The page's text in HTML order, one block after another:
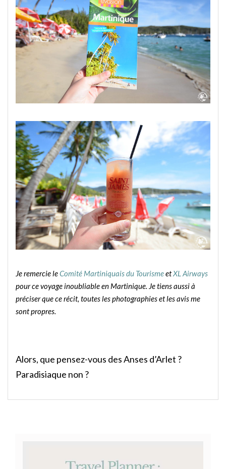
Je remercie leComité Martiniquais du TourismeetXL Airways
pour ce voyage inoubliable en Martinique. Je tiens aussi à
préciser que ce récit, toutes les photographies et les avis me
sont propres.
Alors, que pensez-vous des Anses d’Arlet ?
Paradisiaque non ?